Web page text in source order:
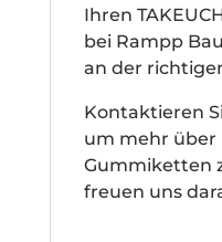
Ihren
bei Rampp
an der
Kontaktieren
um mehr über
Gummiketten
freuen uns